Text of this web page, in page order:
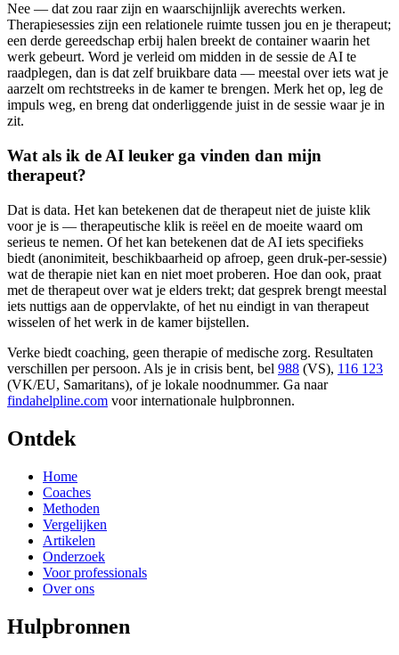
Nee — dat zou raar zijn en waarschijnlijk averechts werken.
Therapiesessies zijn een relationele ruimte tussen jou en je therapeut;
een derde gereedschap erbij halen breekt de container waarin het
werk gebeurt. Word je verleid om midden in de sessie de AI te
raadplegen, dan is dat zelf bruikbare data — meestal over iets wat je
aarzelt om rechtstreeks in de kamer te brengen. Merk het op, leg de
impuls weg, en breng dat onderliggende juist in de sessie waar je in
zit.
Wat als ik de AI leuker ga vinden dan mijn
therapeut?
Dat is data. Het kan betekenen dat de therapeut niet de juiste klik
voor je is — therapeutische klik is reëel en de moeite waard om
serieus te nemen. Of het kan betekenen dat de AI iets specifieks
biedt (anonimiteit, beschikbaarheid op afroep, geen druk-per-sessie)
wat de therapie niet kan en niet moet proberen. Hoe dan ook, praat
met de therapeut over wat je elders trekt; dat gesprek brengt meestal
iets nuttigs aan de oppervlakte, of het nu eindigt in van therapeut
wisselen of het werk in de kamer bijstellen.
Verke biedt coaching, geen therapie of medische zorg. Resultaten
verschillen per persoon. Als je in crisis bent, bel 988 (VS), 116 123
(VK/EU, Samaritans), of je lokale noodnummer. Ga naar
findahelpline.com voor internationale hulpbronnen.
Ontdek
Home
Coaches
Methoden
Vergelijken
Artikelen
Onderzoek
Voor professionals
Over ons
Hulpbronnen